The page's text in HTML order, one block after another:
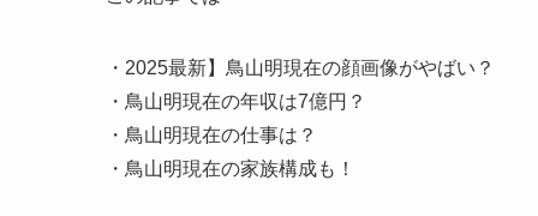
・2025最新】鳥山明現在の顔画像がやばい？
・鳥山明現在の年収は7億円？
・鳥山明現在の仕事は？
・鳥山明現在の家族構成も！